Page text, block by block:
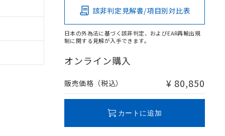
該非判定見解書/項目別対比表
日本の外為法に基づく該非判定、およびEAR再輸出規
制に関する見解が入手できます。
オンライン購入
販売価格（税込） ¥ 80,850
カートに追加